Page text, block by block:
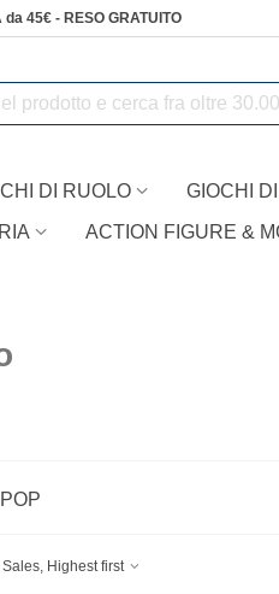
da 45€ - RESO GRATUITO
DI RUOLO GIOCHI
ACTION FIGURE &
Sales, Highest first